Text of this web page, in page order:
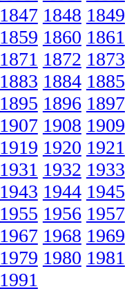
1847 1848 1849
1859 1860 1861
1871 1872 1873
1883 1884 1885
1895 1896 1897
1907 1908 1909
1919 1920 1921
1931 1932 1933
1943 1944 1945
1955 1956 1957
1967 1968 1969
1979 1980 1981
1991